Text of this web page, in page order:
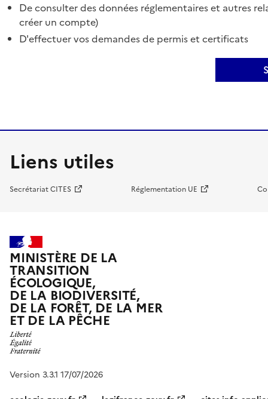
De consulter des données réglementaires et autres
créer un compte)
D'effectuer vos demandes de permis et certificats
Liens utiles
Secrétariat CITES Réglementation UE
MINISTÈRE DE LA
TRANSITION
ÉCOLOGIQUE,
DE LA BIODIVERSITÉ,
DE LA FORÊT, DE LA MER
ET DE LA PÊCHE
Version 3.3.1 17/07/2026